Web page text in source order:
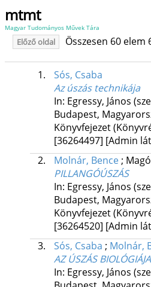
mtmt
Magyar Tudományos Művek Tára
Előző oldal Összesen 60
1.
Sós, Csaba
Az úszás technikája
In: Egressy, János
Budapest,
Könyvfejezet
[36264497] [Admin
2.
Molnár, Bence;
PILLANGÓÚSZÁS
In: Egressy, János
Budapest,
Könyvfejezet
[36264520] [Admin
3.
Sós, Csaba ; Molnár,
AZ ÚSZÁS BIOLÓGIÁJA
In: Egressy, János